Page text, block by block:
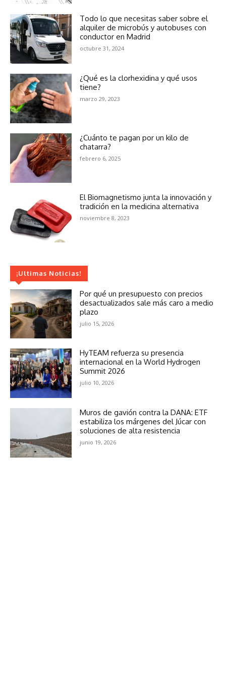
Todo lo que necesitas saber sobre el
alquiler de microbús y autobuses con
conductor en Madrid
octubre 31, 2024
¿Qué es la clorhexidina y qué usos
tiene?
marzo 29, 2023
¿Cuánto te pagan por un kilo de
chatarra?
febrero 6, 2025
El Biomagnetismo junta la innovación y
tradición en la medicina alternativa
noviembre 8, 2023
¡Ultimas Noticias!
Por qué un presupuesto con precios
desactualizados sale más caro a medio
plazo
julio 15, 2026
HyTEAM refuerza su presencia
internacional en la World Hydrogen
Summit 2026
julio 10, 2026
Muros de gavión contra la DANA: ETF
estabiliza los márgenes del Júcar con
soluciones de alta resistencia
junio 19, 2026